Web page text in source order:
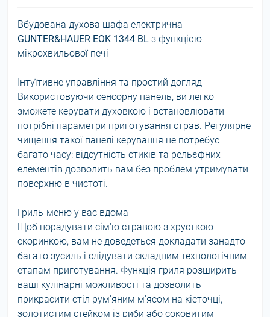
Вбудована духова шафа електрична
GUNTER&HAUER EOK 1344 BL з функцією
мікрохвильової печі
Інтуїтивне управління та простий догляд
Використовуючи сенсорну панель, ви легко
зможете керувати духовкою і встановлювати
потрібні параметри приготування страв. Регулярне
чищення такої панелі керування не потребує
багато часу: відсутність стиків та рельєфних
елементів дозволить вам без проблем утримувати
поверхню в чистоті.
Гриль-меню у вас вдома
Щоб порадувати сім'ю стравою з хрусткою
скоринкою, вам не доведеться докладати занадто
багато зусиль і слідувати складним технологічним
етапам приготування. Функція гриля розширить
ваші кулінарні можливості та дозволить
прикрасити стіл рум'яним м'ясом на кісточці,
золотистим стейком із риби або соковитим